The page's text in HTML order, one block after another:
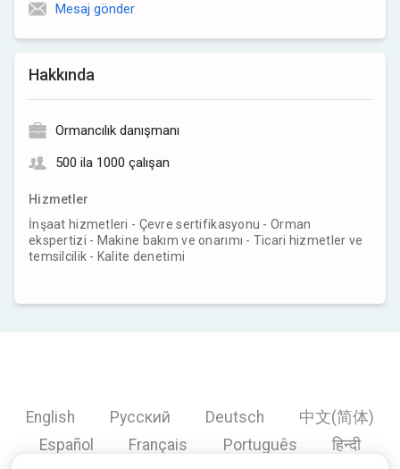
Hakkında
Ormancılık danışmanı
500 ila 1000 çalışan
Hizmetler
İnşaat hizmetleri - Çevre sertifikasyonu - Orman
ekspertizi - Makine bakım ve onarımı - Ticari hizmetler ve
temsilcilik - Kalite denetimi
Mesaj gönder
English Русский Deutsch
中文(简体)
Español
Français Português
हिन्दी